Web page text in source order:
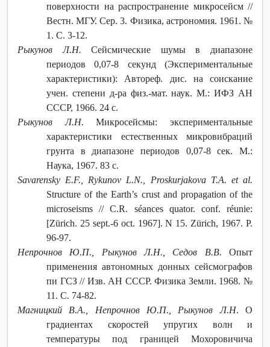
поверхности на распространение микросейсм //
Вестн. МГУ. Сер. 3. Физика, астрономия. 1961. №
1. С. 3-12.
Рыкунов Л.Н. Сейсмические шумы в диапазоне
периодов 0,07-8 секунд (Экспериментальные
характеристики): Автореф. дис. на соискание
учен. степени д-ра физ.-мат. наук. М.: ИФЗ АН
СССР, 1966. 24 с.
Рыкунов Л.Н. Микросейсмы: экспериментальные
характеристики естественных микровибраций
грунта в диапазоне периодов 0,07-8 сек. М.:
Наука, 1967. 83 с.
Savarensky E.F., Rykunov L.N., Proskurjakova T.A. et al.
Structure of the Earth’s crust and propagation of the
microseisms // C.R. séances quator. conf. réunie:
[Zürich. 25 sept.-6 oct. 1967]. N 15. Zürich, 1967. P.
96-97.
Непрочнов Ю.П., Рыкунов Л.Н., Седов В.В. Опыт
применения автономных донных сейсмографов
пи ГСЗ // Изв. АН СССР. Физика Земли. 1968. №
11. С. 74-82.
Магницкий В.А., Непрочнов Ю.П., Рыкунов Л.Н. О
градиентах скоростей упругих волн и
температуры под границей Мохоровичича